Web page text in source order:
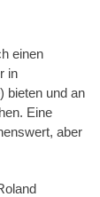
einen
in
bieten und an
Eine
aber